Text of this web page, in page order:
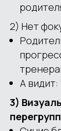
2) Нет
А видит:
3)